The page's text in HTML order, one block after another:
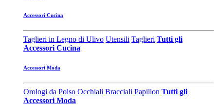
Accessori Cucina
Taglieri in Legno di Ulivo Utensili Taglieri Tutti gli
Accessori Cucina
Accessori Moda
Orologi da Polso Occhiali Bracciali Papillon Tutti gli
Accessori Moda